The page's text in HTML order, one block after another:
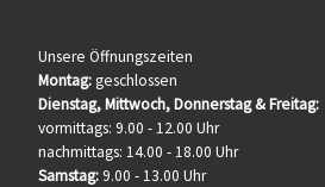
Unsere Öffnungszeiten
Montag:geschlossen
Dienstag, Mittwoch, Donnerstag & Freitag:
vormittags: 9.00 - 12.00 Uhr
nachmittags: 14.00 - 18.00 Uhr
Samstag:9.00 - 13.00 Uhr